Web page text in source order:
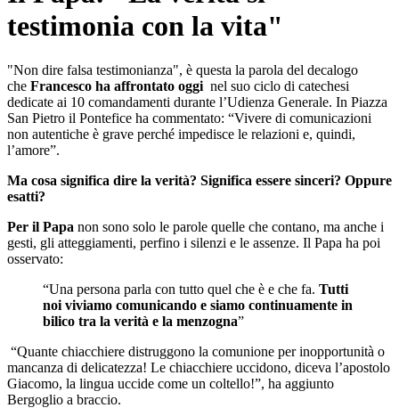
testimonia con la vita"
"Non dire falsa testimonianza", è questa la parola del decalogo
che Francesco ha affrontato oggi nel suo ciclo di catechesi
dedicate ai 10 comandamenti durante l’Udienza Generale. In Piazza
San Pietro il Pontefice ha commentato: “Vivere di comunicazioni
non autentiche è grave perché impedisce le relazioni e, quindi,
l’amore”.
Ma cosa significa dire la verità? Significa essere sinceri? Oppure
esatti?
Per il Papa non sono solo le parole quelle che contano, ma anche i
gesti, gli atteggiamenti, perfino i silenzi e le assenze. Il Papa ha poi
osservato:
“Una persona parla con tutto quel che è e che fa. Tutti
noi viviamo comunicando e siamo continuamente in
bilico tra la verità e la menzogna”
“Quante chiacchiere distruggono la comunione per inopportunità o
mancanza di delicatezza! Le chiacchiere uccidono, diceva l’apostolo
Giacomo, la lingua uccide come un coltello!”, ha aggiunto
Bergoglio a braccio.